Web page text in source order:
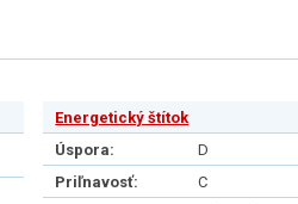
Energetický štítok
Úspora:
D
Priľnavosť:
C